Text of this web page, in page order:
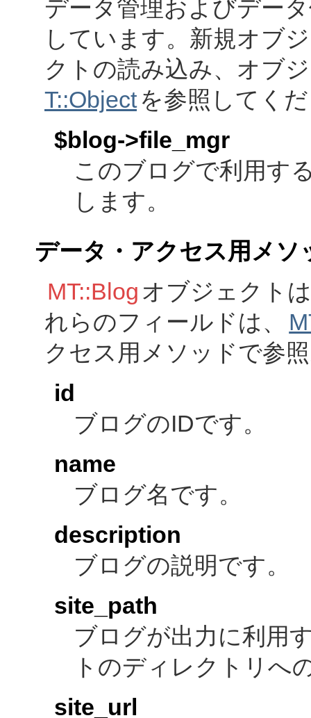
データ管理およびデー
しています。新規オブ
クトの読み込み、オブ
T::Object を参照してく
$blog->file_mgr
このブログで利用す
します。
データ・アクセス用メソ
MT::Blog オブジェクト
れらのフィールドは、
クセス用メソッドで参
id
ブログのIDです。
name
ブログ名です。
description
ブログの説明です。
site_path
ブログが出力に利用
トのディレクトリへ
site_url